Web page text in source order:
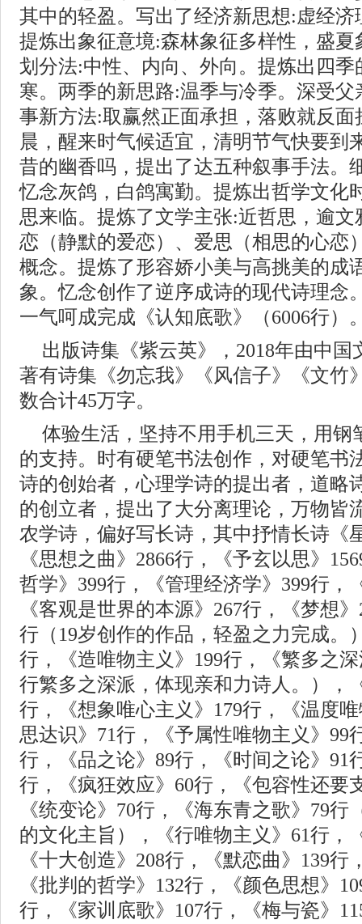
其中的轻盈。写出了经济新思想:虚经
提炼出象征意境:森林象征多样性，盛
划分法:中性、内向、外向。提炼出四
寒。两季的新思路:温季与冷季。深受
事新方法:取赢然正面承担，落败就反
晨，醒来时气候适宜，清明节气快要到
昔的幽香吗，提出了达五种叙事手法。
忆念灰鸽，白鸽寓勤。提炼出哲学文化
思来临。提炼了文学主张:近哲思，逾
恋（静默的爱恋）、爱思（相思的心恋
概念。提炼了形容娇小美与高挑美的成
象。忆念创作了逆序成诗的现代诗理念
一气呵成完成《认知底歌》（6006行）
出版诗集《紫云英》，2018年由中
著有诗集《勿忘我》《风信子》《文竹
数合计45万字。
体验生活，坚持不用手机三天，用钢
的支持。时有硬笔书法创作，对硬笔书
诗的创始者，心理学诗的提出者，道略
的创立者，提出了大分离理论，万物皆
农学诗，偏好写长诗，其中抒情长诗《
《思想之曲》2866行，《予玄以思》
哲学》399行，《管理经济学》399行，
《客观是世界的本源》267行，《梦想
行（19岁创作的作品，轻盈之力完成。
行，《造唯物主义》199行，《繁多之
行繁多之深派，体现亲和力诗人。），
行，《想象唯心主义》179行，《温度
思达识》71行，《予属性唯物主义》99
行，《品之论》89行，《时间之论》91
行，《疯狂效应》60行，《包容性还要
《统变论》70行，《海东青之歌》79
的文化主旨），《行唯物主义》61行，
《十大创造》208行，《默恋曲》139行
《批判的哲学》132行，《颜色思想》
行，《家训底歌》107行，《梅与瓷》